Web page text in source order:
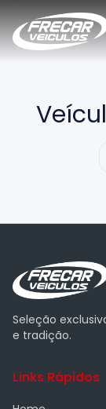
Seleção
e tradição.
Links Rápidos